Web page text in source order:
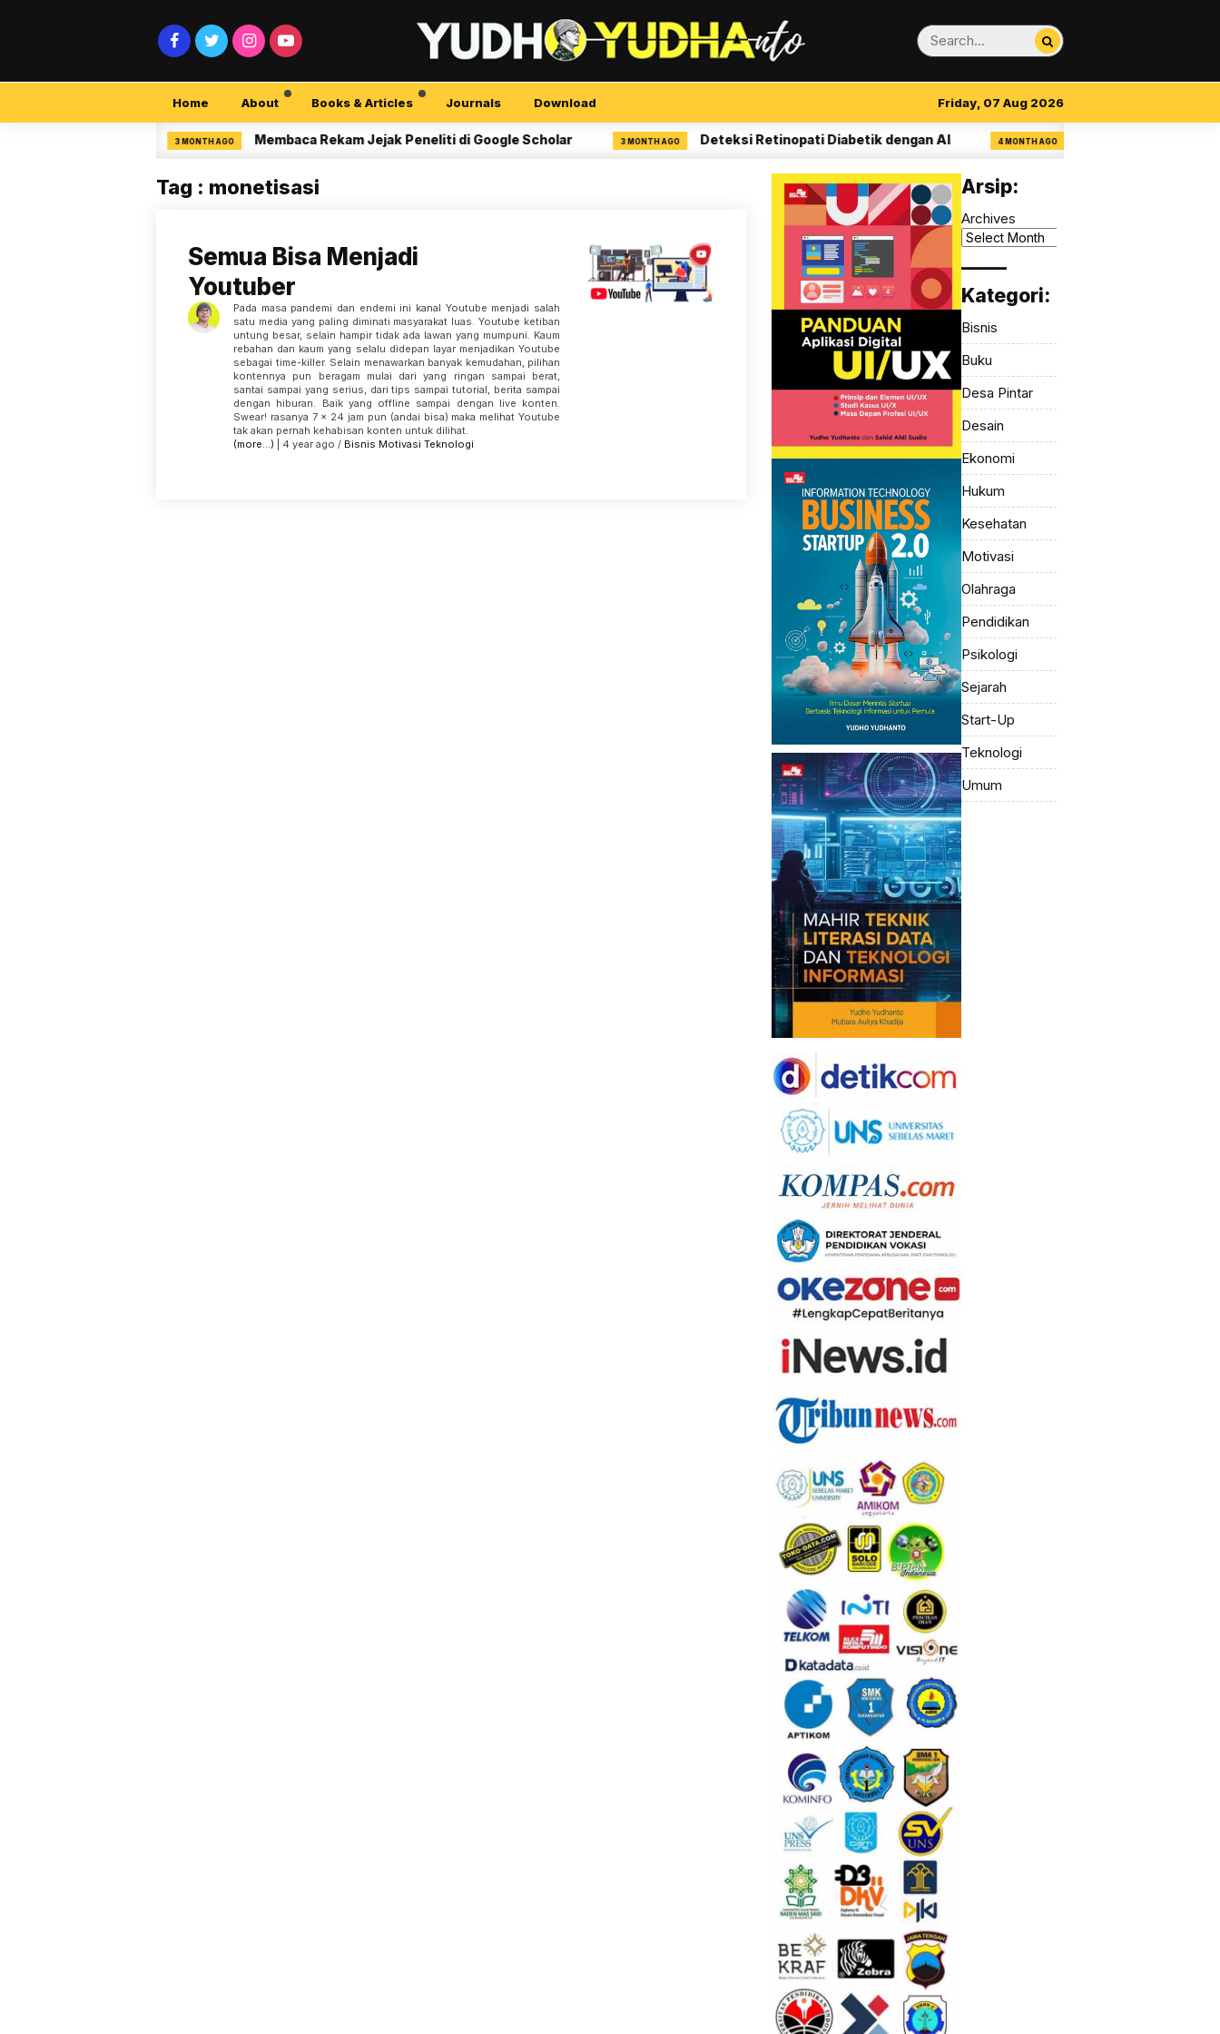
Home About Books & Articles Journals Download Friday, 07 Aug 2026
3 MONTH AGO Membaca Rekam Jejak Peneliti di Google Scholar 3 MONTH AGO Deteksi Retinopati Diabetik dengan AI 4 MONTH AGO 14 Aturan Visual Clarity
Tag : monetisasi
Semua Bisa Menjadi
Youtuber
Pada masa pandemi dan endemi ini kanal Youtube menjadi salah
satu media yang paling diminati masyarakat luas. Youtube ketiban
untung besar, selain hampir tidak ada lawan yang mumpuni. Kaum
rebahan dan kaum yang selalu didepan layar menjadikan Youtube
sebagai time-killer. Selain menawarkan banyak kemudahan, pilihan
kontennya pun beragam mulai dari yang ringan sampai berat,
santai sampai yang serius, dari tips sampai tutorial, berita sampai
dengan hiburan. Baik yang offline sampai dengan live konten.
Swear! rasanya 7 x 24 jam pun (andai bisa) maka melihat Youtube
tak akan pernah kehabisan konten untuk dilihat.
(more…) | 4 year ago / Bisnis Motivasi Teknologi
Arsip:
Archives
Kategori:
Bisnis
Buku
Desa Pintar
Desain
Ekonomi
Hukum
Kesehatan
Motivasi
Olahraga
Pendidikan
Psikologi
Sejarah
Start-Up
Teknologi
Umum